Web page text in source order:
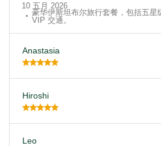
10 五月 2026
豪华伊斯坦布尔旅行套餐，包括五星
VIP 交通。
Anastasia
Hiroshi
Leo